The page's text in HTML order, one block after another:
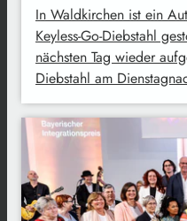
In Waldkirchen ist ein
Keyless-Go-Diebstahl
nächsten Tag wieder
Diebstahl am